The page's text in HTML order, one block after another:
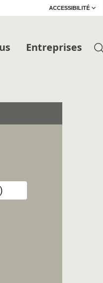
ACCESSIBILITÉ
Entreprises